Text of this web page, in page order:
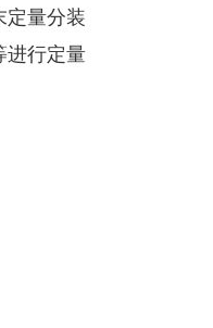
定量分装
进行定量